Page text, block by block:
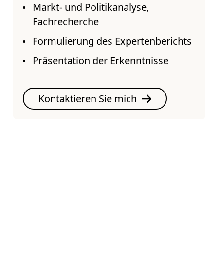
Markt- und Politikanalyse,
Fachrecherche
Formulierung des Expertenberichts
Präsentation der Erkenntnisse
Kontaktieren Sie mich